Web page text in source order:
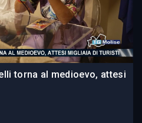
torna al medioevo, attesi